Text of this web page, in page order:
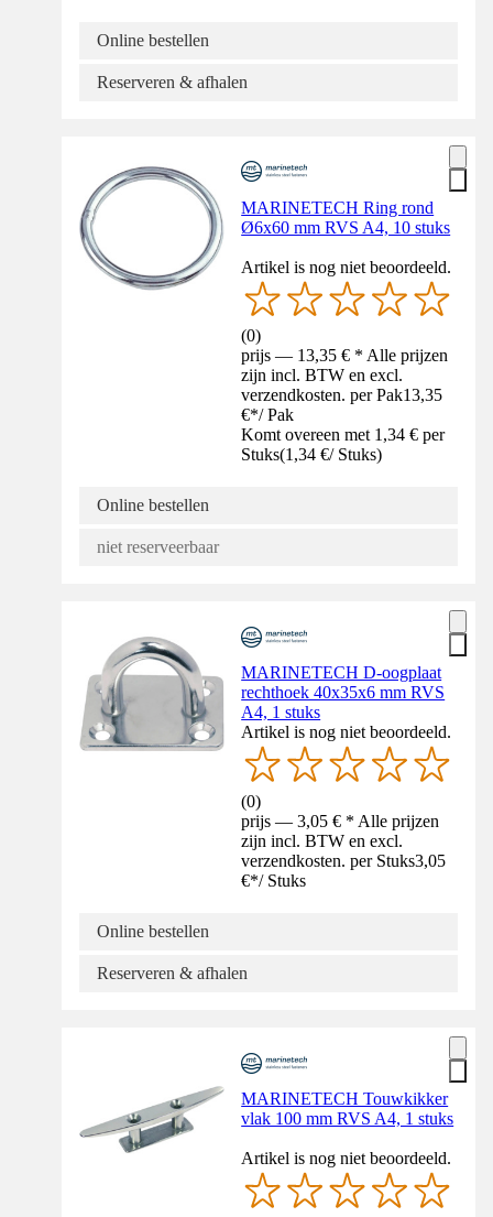
Online bestellen
Reserveren & afhalen
MARINETECH Ring rond
Ø6x60 mm RVS A4, 10 stuks
Artikel is nog niet beoordeeld.
(0)
prijs — 13,35 € * Alle prijzen
zijn incl. BTW en excl.
verzendkosten. per Pak13,35
€*/ Pak
Komt overeen met 1,34 € per
Stuks(1,34 €/ Stuks)
Online bestellen
niet reserveerbaar
MARINETECH D-oogplaat
rechthoek 40x35x6 mm RVS
A4, 1 stuks
Artikel is nog niet beoordeeld.
(0)
prijs — 3,05 € * Alle prijzen
zijn incl. BTW en excl.
verzendkosten. per Stuks3,05
€*/ Stuks
Online bestellen
Reserveren & afhalen
MARINETECH Touwkikker
vlak 100 mm RVS A4, 1 stuks
Artikel is nog niet beoordeeld.